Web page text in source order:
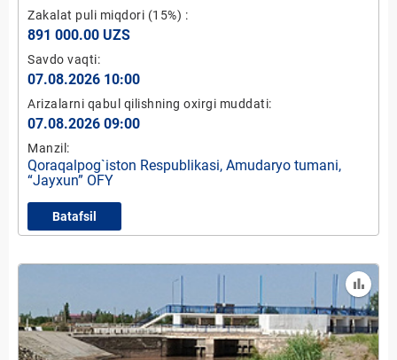
Zakalat puli miqdori (15%) :
891 000.00 UZS
Savdo vaqti:
07.08.2026 10:00
Arizalarni qabul qilishning oxirgi muddati:
07.08.2026 09:00
Manzil:
Qoraqalpog`iston Respublikasi, Amudaryo tumani,
“Jayxun” OFY
Batafsil